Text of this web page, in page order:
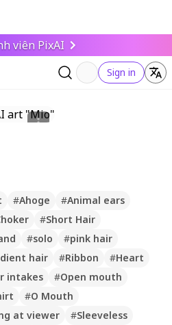
viên PixAI
Sign in
#Ahoge #Animal ears
#Short Hair
#solo #pink hair
hair #Ribbon #Heart
intakes #Open mouth
#O Mouth
at viewer #Sleeveless